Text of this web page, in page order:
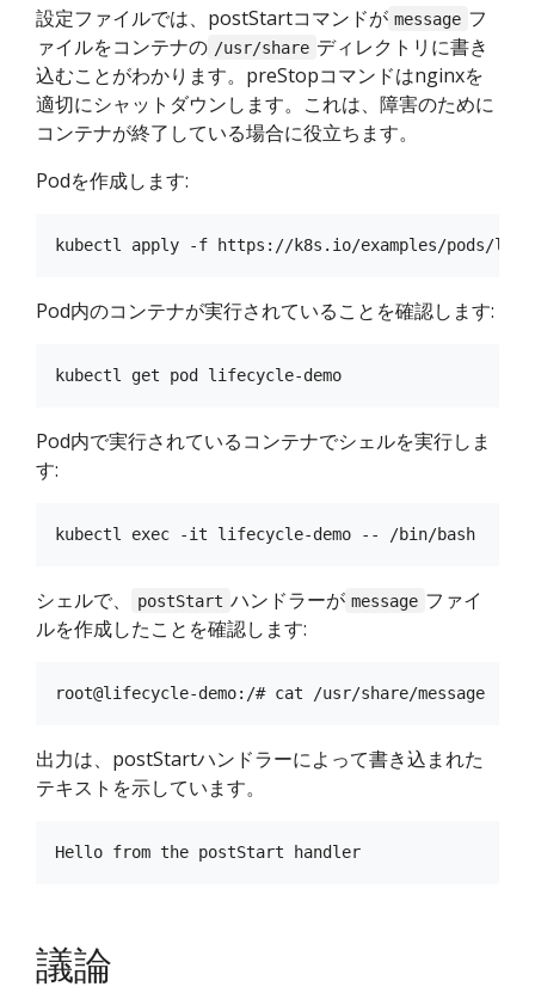
設定ファイルでは、postStartコマンドが message フ
ァイルをコンテナの /usr/share ディレクトリに書き
込むことがわかります。preStopコマンドはnginxを
適切にシャットダウンします。これは、障害のために
コンテナが終了している場合に役立ちます。
Podを作成します:
Pod内のコンテナが実行されていることを確認します:
Pod内で実行されているコンテナでシェルを実行しま
す:
シェルで、 postStart ハンドラーが message ファイ
ルを作成したことを確認します:
出力は、postStartハンドラーによって書き込まれた
テキストを示しています。
議論